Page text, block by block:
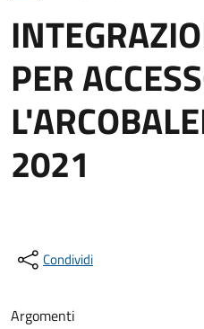
PER
2021
Condividi
Argomenti